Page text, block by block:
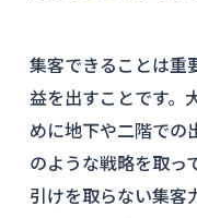
集客できることは重
益を出すことです。
めに地下や二階での
のような戦略を取っ
引けを取らない集客